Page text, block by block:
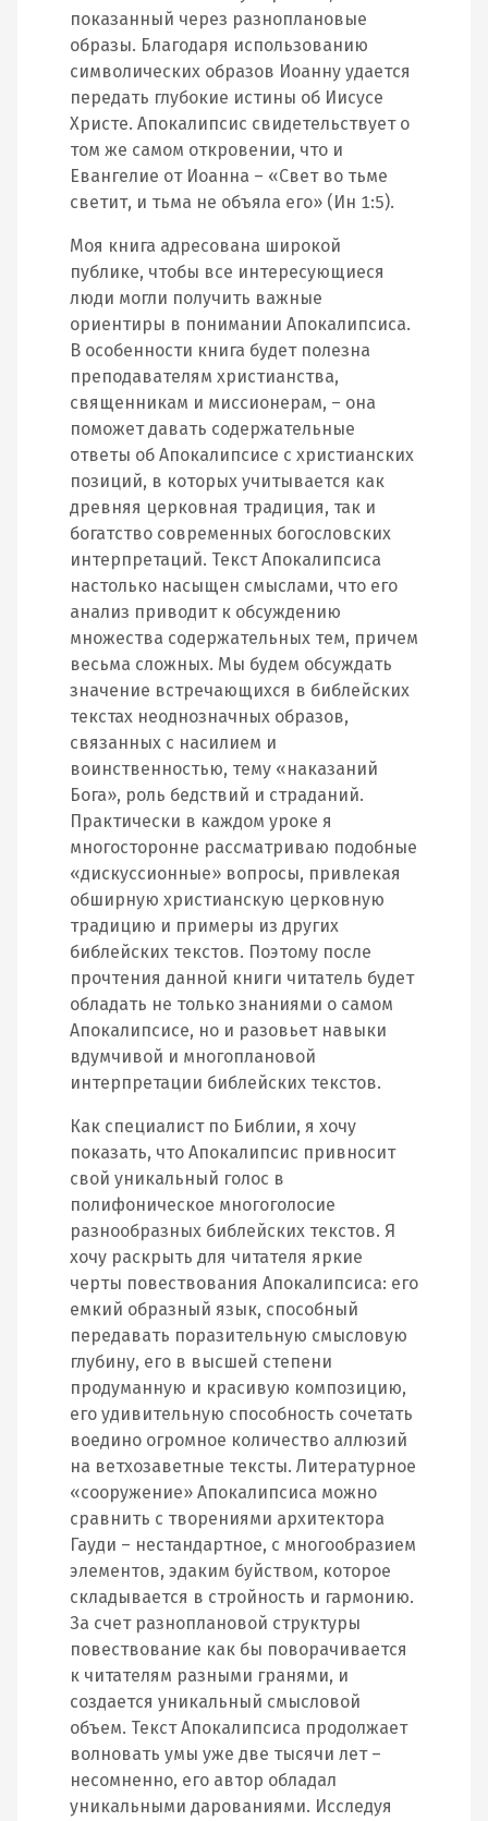
показанный через разноплановые
образы. Благодаря использованию
символических образов Иоанну удается
передать глубокие истины об Иисусе
Христе. Апокалипсис свидетельствует о
том же самом откровении, что и
Евангелие от Иоанна – «Свет во тьме
светит, и тьма не объяла его» (Ин 1:5).
Моя книга адресована широкой
публике, чтобы все интересующиеся
люди могли получить важные
ориентиры в понимании Апокалипсиса.
В особенности книга будет полезна
преподавателям христианства,
священникам и миссионерам, – она
поможет давать содержательные
ответы об Апокалипсисе с христианских
позиций, в которых учитывается как
древняя церковная традиция, так и
богатство современных богословских
интерпретаций. Текст Апокалипсиса
настолько насыщен смыслами, что его
анализ приводит к обсуждению
множества содержательных тем, причем
весьма сложных. Мы будем обсуждать
значение встречающихся в библейских
текстах неоднозначных образов,
связанных с насилием и
воинственностью, тему «наказаний
Бога», роль бедствий и страданий.
Практически в каждом уроке я
многосторонне рассматриваю подобные
«дискуссионные» вопросы, привлекая
обширную христианскую церковную
традицию и примеры из других
библейских текстов. Поэтому после
прочтения данной книги читатель будет
обладать не только знаниями о самом
Апокалипсисе, но и разовьет навыки
вдумчивой и многоплановой
интерпретации библейских текстов.
Как специалист по Библии, я хочу
показать, что Апокалипсис привносит
свой уникальный голос в
полифоническое многоголосие
разнообразных библейских текстов. Я
хочу раскрыть для читателя яркие
черты повествования Апокалипсиса: его
емкий образный язык, способный
передавать поразительную смысловую
глубину, его в высшей степени
продуманную и красивую композицию,
его удивительную способность сочетать
воедино огромное количество аллюзий
на ветхозаветные тексты. Литературное
«сооружение» Апокалипсиса можно
сравнить с творениями архитектора
Гауди – нестандартное, с многообразием
элементов, эдаким буйством, которое
складывается в стройность и гармонию.
За счет разноплановой структуры
повествование как бы поворачивается
к читателям разными гранями, и
создается уникальный смысловой
объем. Текст Апокалипсиса продолжает
волновать умы уже две тысячи лет –
несомненно, его автор обладал
уникальными дарованиями. Исследуя